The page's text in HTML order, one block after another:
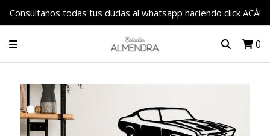
Consultanos todas tus dudas al whatsapp haciendo click ACÁ!
0